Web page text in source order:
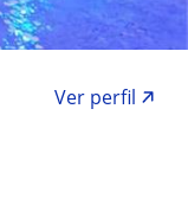
Ver perfil